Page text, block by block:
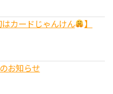
カードじゃんけん 】
お知らせ